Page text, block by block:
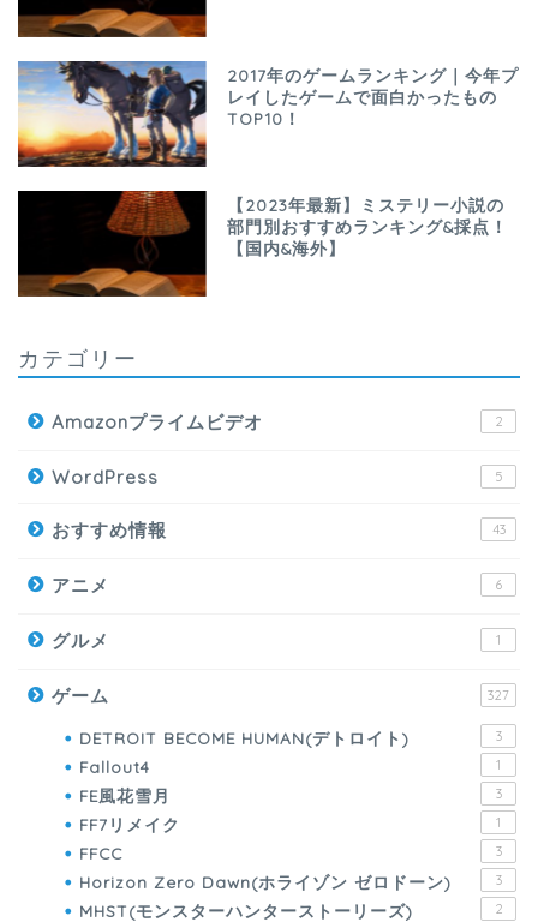
2017年のゲームランキング｜今年プ
レイしたゲームで面白かったもの
TOP10！
【2023年最新】ミステリー小説の
部門別おすすめランキング&採点！
【国内&海外】
カテゴリー
Amazonプライムビデオ 2
WordPress 5
おすすめ情報 43
アニメ 6
グルメ 1
ゲーム 327
DETROIT BECOME HUMAN(デトロイト) 3
Fallout4 1
FE風花雪月 3
FF7リメイク 1
FFCC 3
Horizon Zero Dawn(ホライゾン ゼロドーン) 3
MHST(モンスターハンターストーリーズ) 2